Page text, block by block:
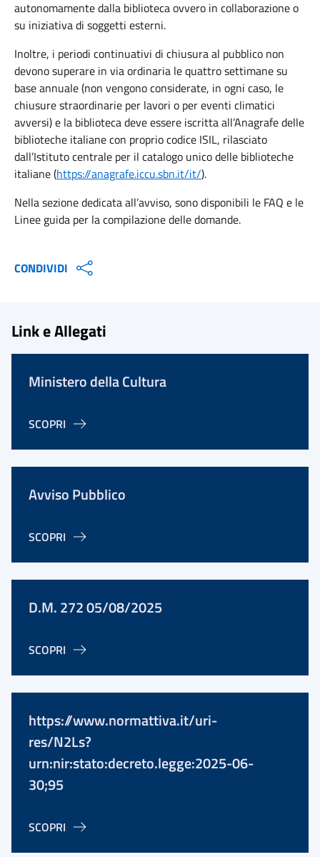
autonomamente dalla biblioteca ovvero in collaborazione o
su iniziativa di soggetti esterni.
Inoltre, i periodi continuativi di chiusura al pubblico non
devono superare in via ordinaria le quattro settimane su
base annuale (non vengono considerate, in ogni caso, le
chiusure straordinarie per lavori o per eventi climatici
avversi) e la biblioteca deve essere iscritta all’Anagrafe delle
biblioteche italiane con proprio codice ISIL, rilasciato
dall’Istituto centrale per il catalogo unico delle biblioteche
italiane (https://anagrafe.iccu.sbn.it/it/).
Nella sezione dedicata all’avviso, sono disponibili le FAQ e le
Linee guida per la compilazione delle domande.
CONDIVIDI
Link e Allegati
Ministero della Cultura
SCOPRI
Avviso Pubblico
SCOPRI
D.M. 272 05/08/2025
SCOPRI
https://www.normattiva.it/uri-
res/N2Ls?
urn:nir:stato:decreto.legge:2025-06-
30;95
SCOPRI